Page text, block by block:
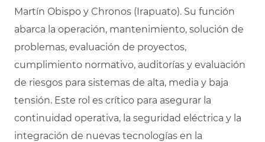
Martín Obispo y Chronos (Irapuato). Su función
abarca la operación, mantenimiento, solución de
problemas, evaluación de proyectos,
cumplimiento normativo, auditorías y evaluación
de riesgos para sistemas de alta, media y baja
tensión. Este rol es crítico para asegurar la
continuidad operativa, la seguridad eléctrica y la
integración de nuevas tecnologías en la